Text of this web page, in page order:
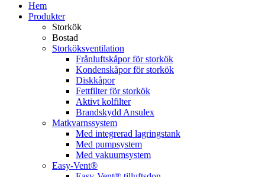
Hem
Produkter
Storkök
Bostad
Storköksventilation
Frånluftskåpor för storkök
Kondenskåpor för storkök
Diskkåpor
Fettfilter för storkök
Aktivt kolfilter
Brandskydd Ansulex
Matkvarnssystem
Med integrerad lagringstank
Med pumpsystem
Med vakuumsystem
Easy-Vent®